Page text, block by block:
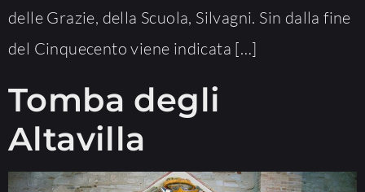
delle Grazie, della Scuola, Silvagni. Sin dalla fine
del Cinquecento viene indicata […]
Tomba degli
Altavilla